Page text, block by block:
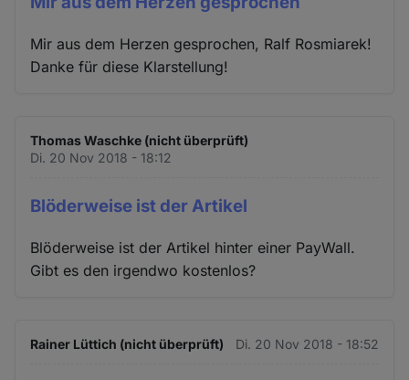
Mir aus dem Herzen gesprochen, Ralf Rosmiarek!
Danke für diese Klarstellung!
Thomas Waschke (nicht überprüft)
Di. 20 Nov 2018 - 18:12
Blöderweise ist der Artikel
Blöderweise ist der Artikel hinter einer PayWall.
Gibt es den irgendwo kostenlos?
Rainer Lüttich (nicht überprüft) Di. 20 Nov 2018 - 18:52